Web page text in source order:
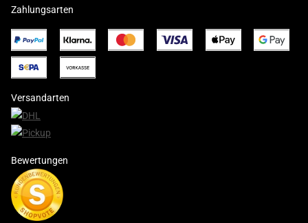
Zahlungsarten
Versandarten
Bewertungen